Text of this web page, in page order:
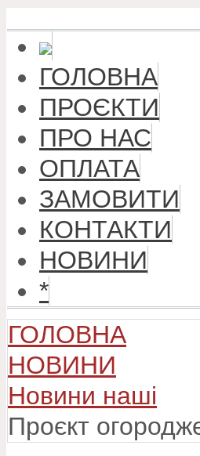
ГОЛОВНА
ПРОЄКТИ
ПРО НАС
ОПЛАТА
ЗАМОВИТИ
КОНТАКТИ
НОВИНИ
*
ГОЛОВНА
НОВИНИ
Новини наші
Проєкт